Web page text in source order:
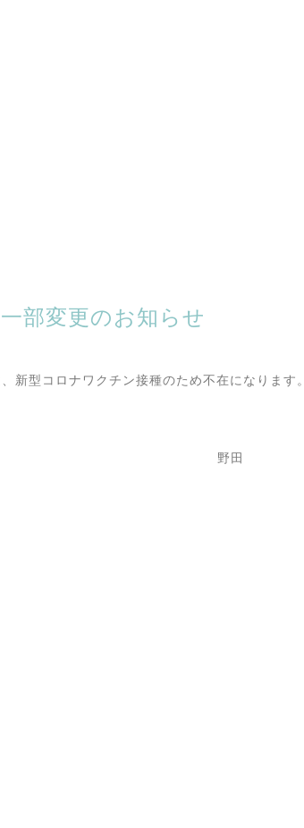
部変更のお知らせ
型コロナワクチン接種のため不在になります。
田